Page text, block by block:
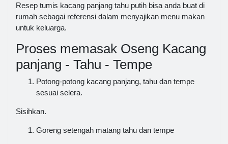
Resep tumis kacang panjang tahu putih bisa anda buat di
rumah sebagai referensi dalam menyajikan menu makan
untuk keluarga.
Proses memasak Oseng Kacang
panjang - Tahu - Tempe
Potong-potong kacang panjang, tahu dan tempe
sesuai selera.
Sisihkan.
Goreng setengah matang tahu dan tempe